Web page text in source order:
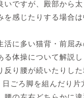
いですが、殿部から
を感じたりする場合
活に多い猫背・前屈
る体操について解説
反り腰が続いたりし
ごろ脚を組んだり片